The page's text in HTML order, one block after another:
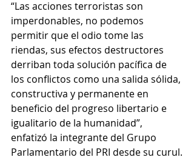
“Las acciones terroristas son
imperdonables, no podemos
permitir que el odio tome las
riendas, sus efectos destructores
derriban toda solución pacífica de
los conflictos como una salida sólida,
constructiva y permanente en
beneficio del progreso libertario e
igualitario de la humanidad”,
enfatizó la integrante del Grupo
Parlamentario del PRI desde su curul.